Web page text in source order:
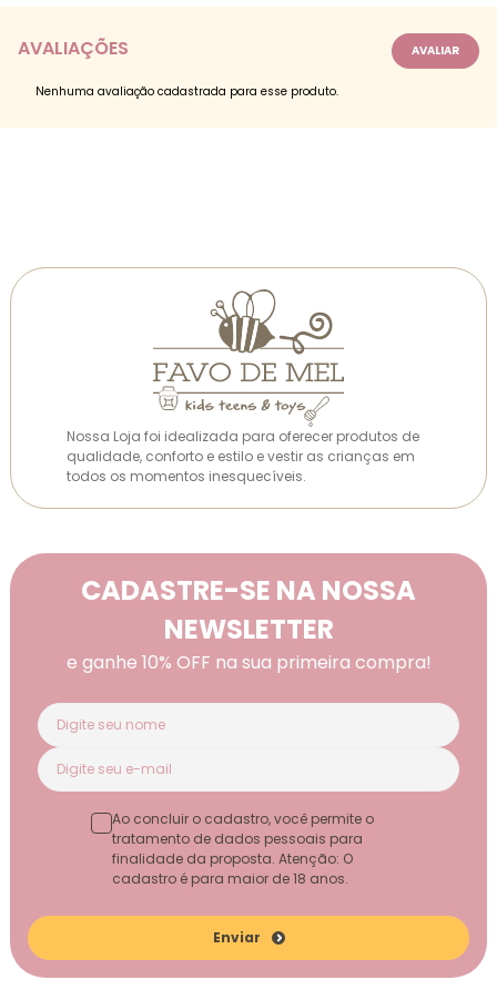
AVALIAÇÕES
Nenhuma avaliação cadastrada para esse produto.
Nossa Loja foi idealizada para oferecer produtos de
qualidade, conforto e estilo e vestir as crianças em
todos os momentos inesquecíveis.
CADASTRE-SE NA NOSSA
NEWSLETTER
e ganhe 10% OFF na sua primeira compra!
Enviar
Ao concluir o cadastro, você permite o
tratamento de dados pessoais para
finalidade da proposta. Atenção: O
cadastro é para maior de 18 anos.